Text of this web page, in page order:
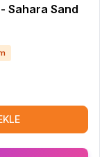
Sahara Sand